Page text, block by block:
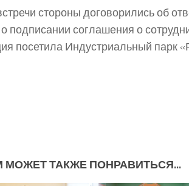
стороны договорились об
подписании соглашения о
посетила Индустриальный парк
МОЖЕТ ТАКЖЕ ПОНРАВИТЬСЯ...